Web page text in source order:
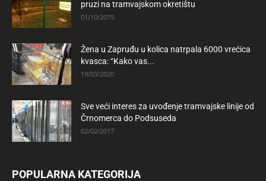
pruzi na tramvajskom okretištu
01/10/2019
Žena u Zapruđu u kolica natrpala 6000 vrećica
kvasca: “Kako vas...
19/03/2020
Sve veći interes za uvođenje tramvajske linije od
Črnomerca do Podsuseda
02/02/2017
POPULARNA KATEGORIJA